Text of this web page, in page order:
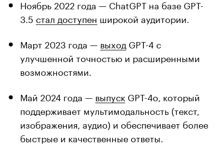
Ноябрь 2022 года — ChatGPT на базе GPT-
3.5 стал доступен широкой аудитории.
Март 2023 года — выход GPT-4 с
улучшенной точностью и расширенными
возможностями.
Май 2024 года — выпуск GPT-4o, который
поддерживает мультимодальность (текст,
изображения, аудио) и обеспечивает более
быстрые и качественные ответы.